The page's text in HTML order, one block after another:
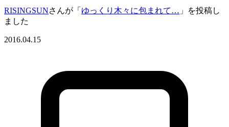
RISINGSUNさんが「 ゆっくり木々に包まれて… 」を投稿し
ました
2016.04.15